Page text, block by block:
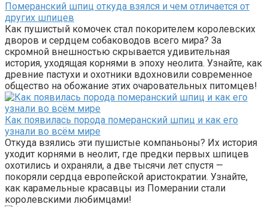
Померанский шпиц откуда взялся и чем отличается от
других шпицев
Как пушистый комочек стал покорителем королевских
дворов и сердцем собаководов всего мира? За
скромной внешностью скрывается удивительная
история, уходящая корнями в эпоху неолита. Узнайте, как
древние пастухи и охотники вдохновили современное
общество на обожание этих очаровательных питомцев!
Как появилась порода померанский шпиц и как его
узнали во всём мире
Откуда взялись эти пушистые компаньоны? Их история
уходит корнями в неолит, где предки первых шпицев
охотились и охраняли, а две тысячи лет спустя —
покоряли сердца европейской аристократии. Узнайте,
как карамельные красавцы из Померании стали
королевскими любимцами!